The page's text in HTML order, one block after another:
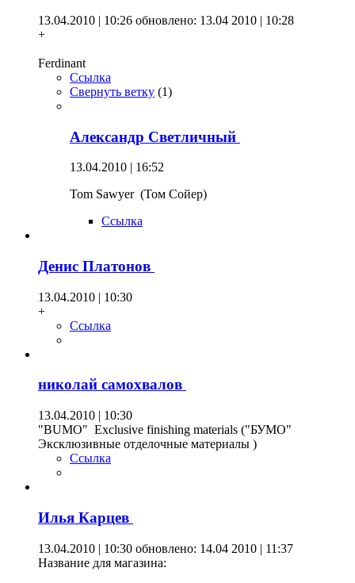
13.04.2010 | 10:26 обновлено: 13.04 2010 | 10:28
+
Ferdinant
Ссылка
Свернуть ветку (1)
Александр Светличный
13.04.2010 | 16:52
Tom Sawyer (Том Сойер)
Ссылка
Денис Платонов
13.04.2010 | 10:30
+
Ссылка
николай самохвалов
13.04.2010 | 10:30
"BUMO" Exclusive finishing materials ("БУМО"
Эксклюзивные отделочные материалы )
Ссылка
Илья Карцев
13.04.2010 | 10:30 обновлено: 14.04 2010 | 11:37
Название для магазина: